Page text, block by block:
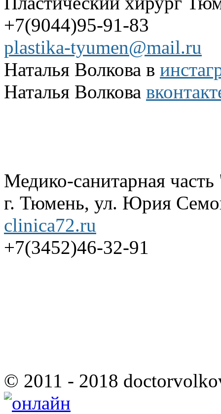
+7(9044)95-91-83
plastika-tyumen@mail.ru
Наталья Волкова в
Наталья Волкова
Медико-санитарная
г. Тюмень, ул. Юрия
clinica72.ru
+7(3452)46-32-91
© 2011 - 2018